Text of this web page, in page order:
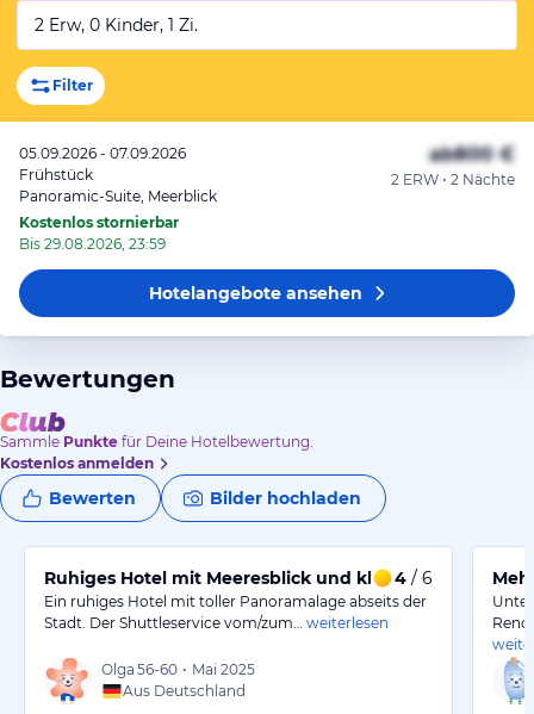
2 Erw, 0 Kinder, 1 Zi.
Filter
05.09.2026 - 07.09.2026
Frühstück
Panoramic-Suite, Meerblick
Kostenlos stornierbar
Bis 29.08.2026, 23:59
ab800 €
2 ERW • 2 Nächte
Hotelangeboteansehen
Bewertungen
Sammle Punkte für Deine Hotelbewertung.
Kostenlos anmelden
Bewerten Bilder hochladen
Ruhiges Hotel mit Meeresblick und kleinen Mängeln
4 / 6
Ein ruhiges Hotel mit toller Panoramalage abseits der
Stadt. Der Shuttleservice vom/zum…
weiterlesen
Olga 56-60 • Mai 2025
Aus Deutschland